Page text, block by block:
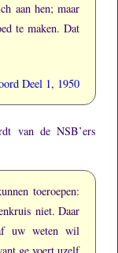
aan hen; maar
te maken.Dat
Deel 1, 1950
van de NSB’ers
toeroepen:
niet.Daar
uw weten wil